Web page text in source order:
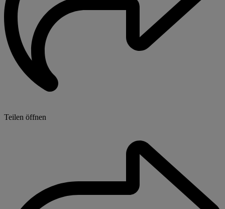
Teilen öffnen